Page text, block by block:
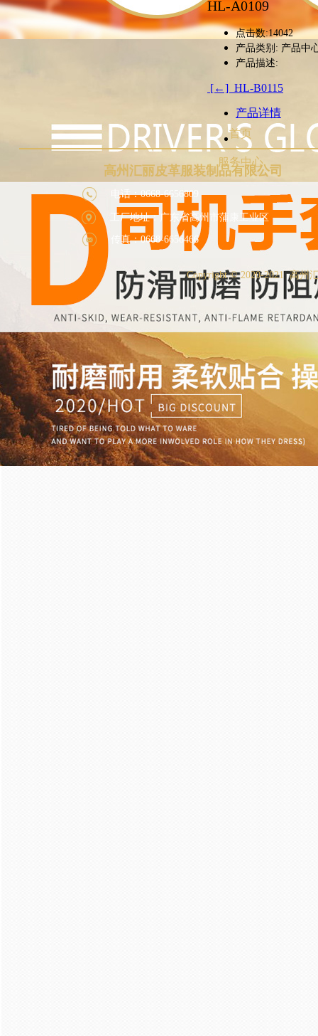
HL-A0109
点击数:14042
产品类别: 产品中
产品描述:
[←] HL-B0115
产品详情
工厂地址：广东省高州市蒲康工业区
首页
服务中心
电话：0668-6656809
传真：0668-6656466
Copyright ©2020-2021 高州
高州汇丽皮革服装制品有限公司
返回顶部
个人中心